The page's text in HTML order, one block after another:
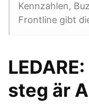
Kennzahlen,
Frontline gibt
steg är